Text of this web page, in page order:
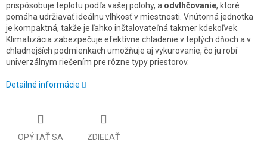
prispôsobuje teplotu podľa vašej polohy, a odvlhčovanie, ktoré
pomáha udržiavať ideálnu vlhkosť v miestnosti. Vnútorná jednotka
je kompaktná, takže je ľahko inštalovateľná takmer kdekoľvek.
Klimatizácia zabezpečuje efektívne chladenie v teplých dňoch a v
chladnejších podmienkach umožňuje aj vykurovanie, čo ju robí
univerzálnym riešením pre rôzne typy priestorov.
Detailné informácie
OPÝTAŤ SA ZDIEĽAŤ